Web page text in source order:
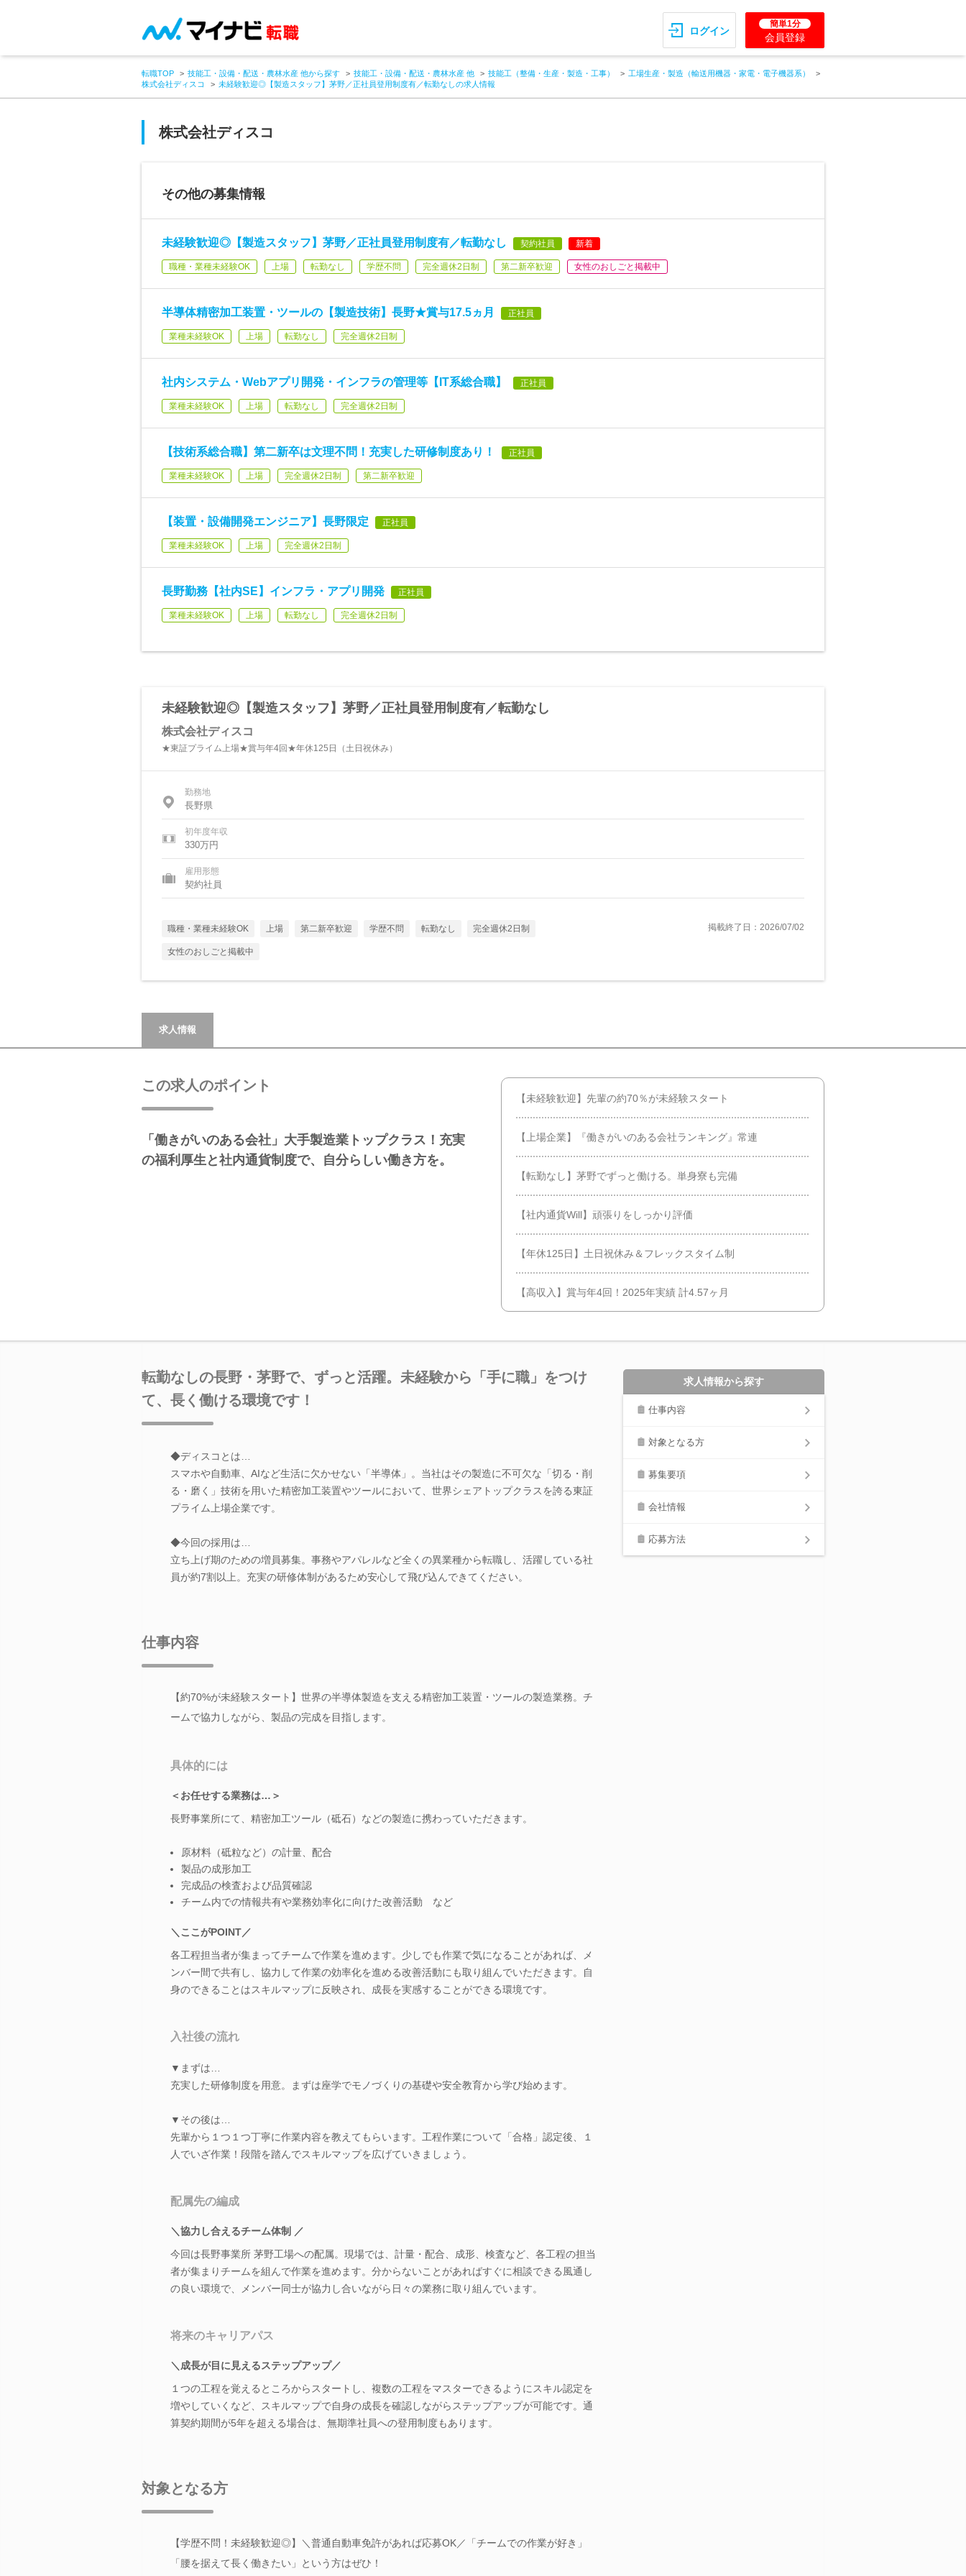
ログイン
簡単1分
会員登録
転職TOP 技能工・設備・配送・農林水産 他から探す 技能工・設備・配送・農林水産 他 技能工（整備・生産・製造・工事）
工場生産・製造（輸送用機器・家電・電子機器系）
株式会社ディスコ
未経験歓迎◎【製造スタッフ】茅野／正社員登用制度有／転勤なしの求人情報
株式会社ディスコ
その他の募集情報
未経験歓迎◎【製造スタッフ】茅野／正社員登用制度有／転勤なし 契約社員 新着
職種・業種未経験OK 上場 転勤なし 学歴不問 完全週休2日制 第二新卒歓迎 女性のおしごと掲載中
半導体精密加工装置・ツールの【製造技術】長野★賞与17.5ヵ月 正社員
業種未経験OK 上場 転勤なし 完全週休2日制
社内システム・Webアプリ開発・インフラの管理等【IT系総合職】 正社員
業種未経験OK 上場 転勤なし 完全週休2日制
【技術系総合職】第二新卒は文理不問！充実した研修制度あり！ 正社員
業種未経験OK 上場 完全週休2日制 第二新卒歓迎
【装置・設備開発エンジニア】長野限定 正社員
業種未経験OK 上場 完全週休2日制
長野勤務【社内SE】インフラ・アプリ開発 正社員
業種未経験OK 上場 転勤なし 完全週休2日制
未経験歓迎◎【製造スタッフ】茅野／正社員登用制度有／転勤なし
株式会社ディスコ
★東証プライム上場★賞与年4回★年休125日（土日祝休み）
勤務地
長野県
初年度年収
330万円
雇用形態
契約社員
職種・業種未経験OK 上場 第二新卒歓迎 学歴不問 転勤なし 完全週休2日制
女性のおしごと掲載中
掲載終了日：2026/07/02
求人情報
この求人のポイント
「働きがいのある会社」大手製造業トップクラス！充実
の福利厚生と社内通貨制度で、自分らしい働き方を。
【未経験歓迎】先輩の約70％が未経験スタート
【上場企業】『働きがいのある会社ランキング』常連
【転勤なし】茅野でずっと働ける。単身寮も完備
【社内通貨Will】頑張りをしっかり評価
【年休125日】土日祝休み＆フレックスタイム制
【高収入】賞与年4回！2025年実績 計4.57ヶ月
転勤なしの長野・茅野で、ずっと活躍。未経験から「手に職」をつけ
て、長く働ける環境です！
◆ディスコとは…
スマホや自動車、AIなど生活に欠かせない「半導体」。当社はその製造に不可欠な「切る・削
る・磨く」技術を用いた精密加工装置やツールにおいて、世界シェアトップクラスを誇る東証
プライム上場企業です。
◆今回の採用は…
立ち上げ期のための増員募集。事務やアパレルなど全くの異業種から転職し、活躍している社
員が約7割以上。充実の研修体制があるため安心して飛び込んできてください。
仕事内容
【約70%が未経験スタート】世界の半導体製造を支える精密加工装置・ツールの製造業務。チ
ームで協力しながら、製品の完成を目指します。
具体的には
＜お任せする業務は…＞
長野事業所にて、精密加工ツール（砥石）などの製造に携わっていただきます。
原材料（砥粒など）の計量、配合
製品の成形加工
完成品の検査および品質確認
チーム内での情報共有や業務効率化に向けた改善活動 など
＼ここがPOINT／
各工程担当者が集まってチームで作業を進めます。少しでも作業で気になることがあれば、メ
ンバー間で共有し、協力して作業の効率化を進める改善活動にも取り組んでいただきます。自
身のできることはスキルマップに反映され、成長を実感することができる環境です。
入社後の流れ
▼まずは…
充実した研修制度を用意。まずは座学でモノづくりの基礎や安全教育から学び始めます。
▼その後は…
先輩から１つ１つ丁寧に作業内容を教えてもらいます。工程作業について「合格」認定後、１
人でいざ作業！段階を踏んでスキルマップを広げていきましょう。
配属先の編成
＼協力し合えるチーム体制 ／
今回は長野事業所 茅野工場への配属。現場では、計量・配合、成形、検査など、各工程の担当
者が集まりチームを組んで作業を進めます。分からないことがあればすぐに相談できる風通し
の良い環境で、メンバー同士が協力し合いながら日々の業務に取り組んでいます。
将来のキャリアパス
＼成長が目に見えるステップアップ／
１つの工程を覚えるところからスタートし、複数の工程をマスターできるようにスキル認定を
増やしていくなど、スキルマップで自身の成長を確認しながらステップアップが可能です。通
算契約期間が5年を超える場合は、無期準社員への登用制度もあります。
対象となる方
【学歴不問！未経験歓迎◎】＼普通自動車免許があれば応募OK／「チームでの作業が好き」
「腰を据えて長く働きたい」という方はぜひ！
求人情報から探す
仕事内容
対象となる方
募集要項
会社情報
応募方法